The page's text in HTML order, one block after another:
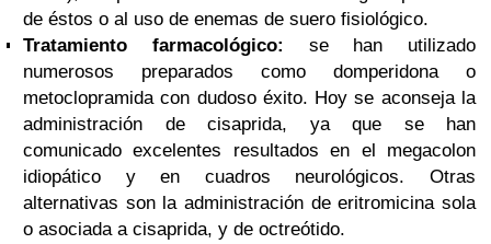
de éstos o al uso de enemas de suero fisiológico.
Tratamiento farmacológico: se han utilizado
numerosos preparados como domperidona o
metoclopramida con dudoso éxito. Hoy se aconseja la
administración de cisaprida, ya que se han
comunicado excelentes resultados en el megacolon
idiopático y en cuadros neurológicos. Otras
alternativas son la administración de eritromicina sola
o asociada a cisaprida, y de octreótido.